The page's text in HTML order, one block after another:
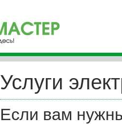
Услуги
Если вам